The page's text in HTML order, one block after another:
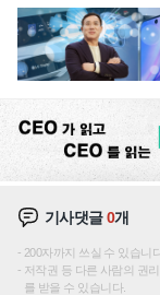
기사댓글0개
200자까지 쓰실 수 있습니
저작권 등 다른 사람의 권
를 받을 수 있습니다.